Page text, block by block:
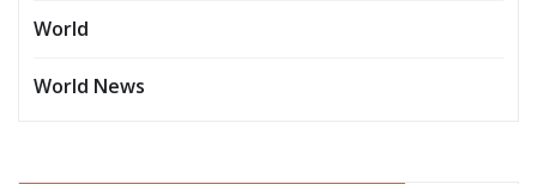
World
World News